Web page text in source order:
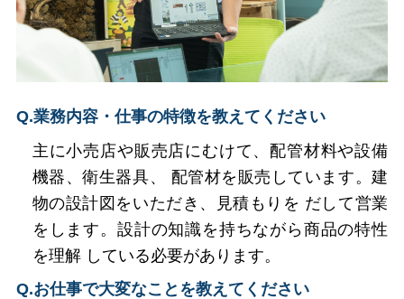
Q.業務内容・仕事の特徴を教えてください
主に小売店や販売店にむけて、配管材料や設備
機器、衛生器具、 配管材を販売しています。建
物の設計図をいただき、見積もりを だして営業
をします。設計の知識を持ちながら商品の特性
を理解 している必要があります。
Q.お仕事で大変なことを教えてください